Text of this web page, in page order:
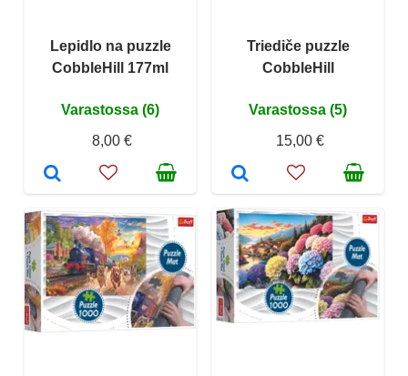
Lepidlo na puzzle
CobbleHill 177ml
Varastossa (6)
8,00 €
Triediče puzzle
CobbleHill
Varastossa (5)
15,00 €